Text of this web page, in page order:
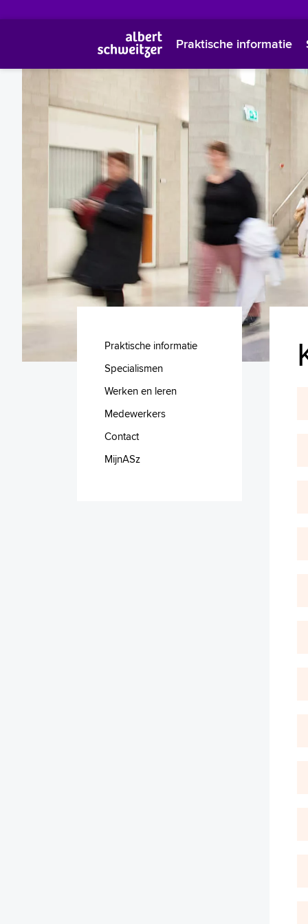
Praktische informatie
Praktische informatie
Specialismen
Werken en leren
Medewerkers
Contact
MijnASz